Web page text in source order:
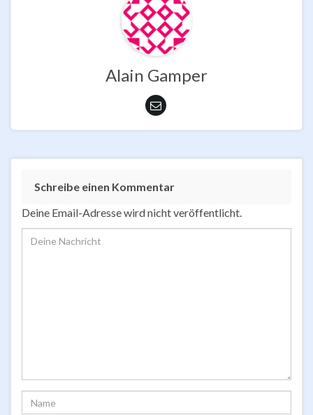
Alain Gamper
Schreibe einen Kommentar
Deine Email-Adresse wird nicht veröffentlicht.